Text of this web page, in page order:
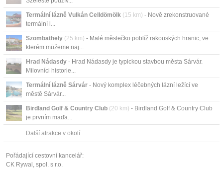
Termální lázně Vulkán Celldömölk (15 km) - Nově zrekonstruované
termální l...
Szombathely (25 km) - Malé městečko poblíž rakouských hranic, ve
kterém můžeme naj...
Hrad Nádasdy - Hrad Nádasdy je typickou stavbou města Sárvár.
Milovníci historie...
Termální lázně Sárvár - Nový komplex léčebných lázní ležící ve
městě Sárvár...
Birdland Golf & Country Club (20 km) - Birdland Golf & Country Club
je prvním maďa...
Další atrakce v okolí
Pořádající cestovní kancelář:
CK Rywal, spol. s r.o.